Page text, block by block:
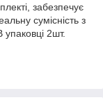
забезпечує
сумісність з
2шт.